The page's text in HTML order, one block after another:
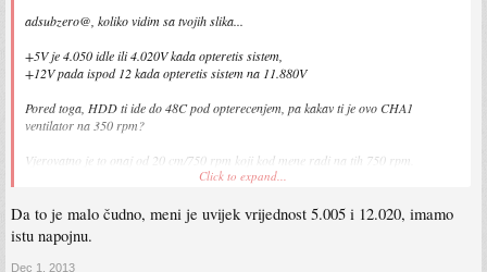
adsubzero@, koliko vidim sa tvojih slika...
+5V je 4.050 idle ili 4.020V kada opteretis sistem,
+12V pada ispod 12 kada opteretis sistem na 11.880V
Pored toga, HDD ti ide do 48C pod opterecenjem, pa kakav ti je ovo CHA1
ventilator na 350 rpm?
Vjerovatno je to onaj od 20 cm/750 rpm koji kod mene radi na tih 750 rpm.
Spoiler
Click to expand...
Da to je malo čudno, meni je uvijek vrijednost 5.005 i 12.020, imamo
istu napojnu.
Dec 1, 2013